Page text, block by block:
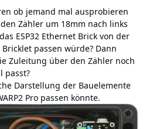
ob jemand mal ausprobieren
Zähler um 18mm nach links
ESP32 Ethernet Brick von der
passen würde? Dann
Zuleitung über den Zähler noch
passt?
Darstellung der Bauelemente
Pro passen könnte.